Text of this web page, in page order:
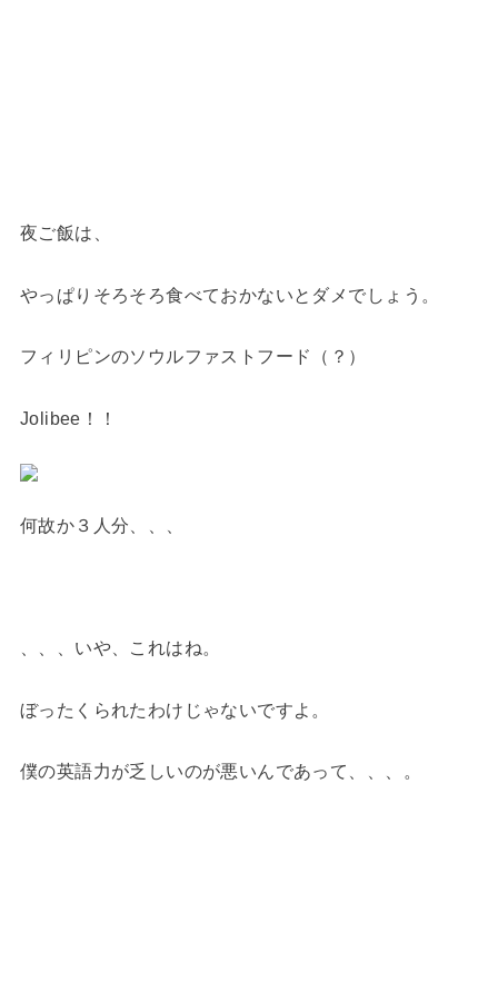
夜ご飯は、
やっぱりそろそろ食べておかないとダメでしょう。
フィリピンのソウルファストフード（？）
Jolibee！！
何故か３人分、、、
、、、いや、これはね。
ぼったくられたわけじゃないですよ。
僕の英語力が乏しいのが悪いんであって、、、。